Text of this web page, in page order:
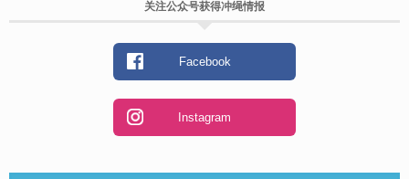
关注公众号获得冲绳情报
Facebook
Instagram